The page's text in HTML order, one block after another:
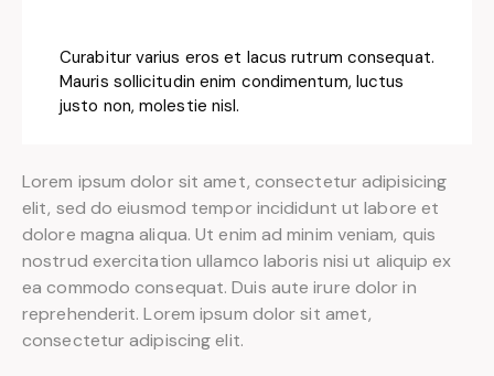
Curabitur varius eros et lacus rutrum consequat.
Mauris sollicitudin enim condimentum, luctus
justo non, molestie nisl.
Lorem ipsum dolor sit amet, consectetur adipisicing
elit, sed do eiusmod tempor incididunt ut labore et
dolore magna aliqua. Ut enim ad minim veniam, quis
nostrud exercitation ullamco laboris nisi ut aliquip ex
ea commodo consequat. Duis aute irure dolor in
reprehenderit. Lorem ipsum dolor sit amet,
consectetur adipiscing elit.